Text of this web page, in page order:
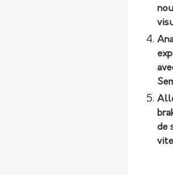
de